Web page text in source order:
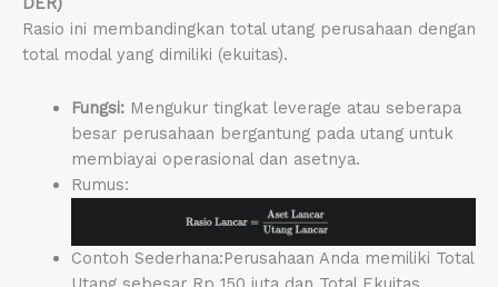
Rasio ini membandingkan total utang perusahaan dengan
total modal yang dimiliki (ekuitas).
Fungsi:Mengukur tingkat leverage atau seberapa
besar perusahaan bergantung pada utang untuk
membiayai operasional dan asetnya.
Rumus:
Contoh Sederhana:Perusahaan Anda memiliki Total